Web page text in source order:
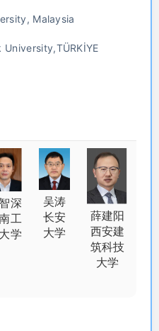
Malaysia
University,TÜRKİYE
深
工
学
吴涛
长安
大学
薛建阳
西安建
筑科技
大学